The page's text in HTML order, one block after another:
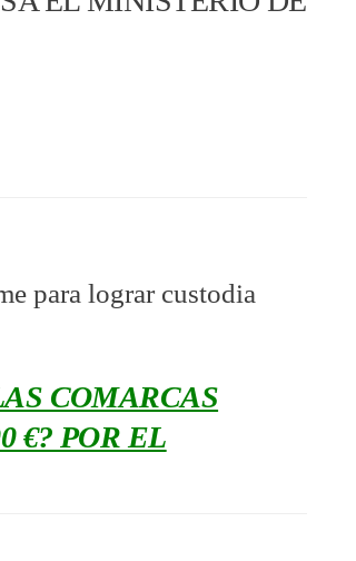
para lograr custodia
COMARCAS
€? POR EL